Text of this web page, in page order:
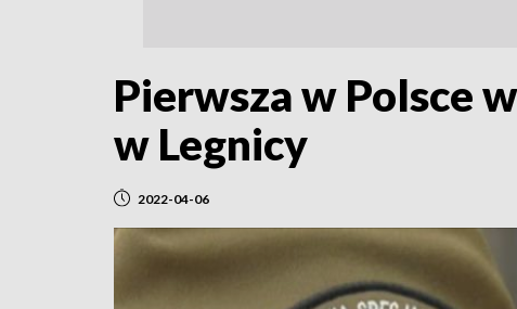
Pierwsza w Polsce
w Legnicy
2022-04-06